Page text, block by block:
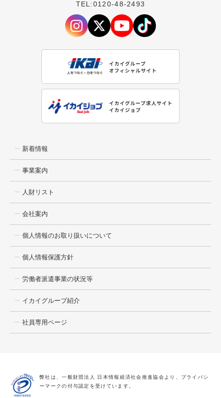
TEL:0120-48-2493
新着情報
事業案内
人財リスト
会社案内
個人情報のお取り扱いについて
個人情報保護方針
労働者派遣事業の状況等
イカイグループ紹介
社員専用ページ
弊社は、一般財団法人 日本情報経済社会推進協会より、プライバシ
ーマークの付与認定を受けています。